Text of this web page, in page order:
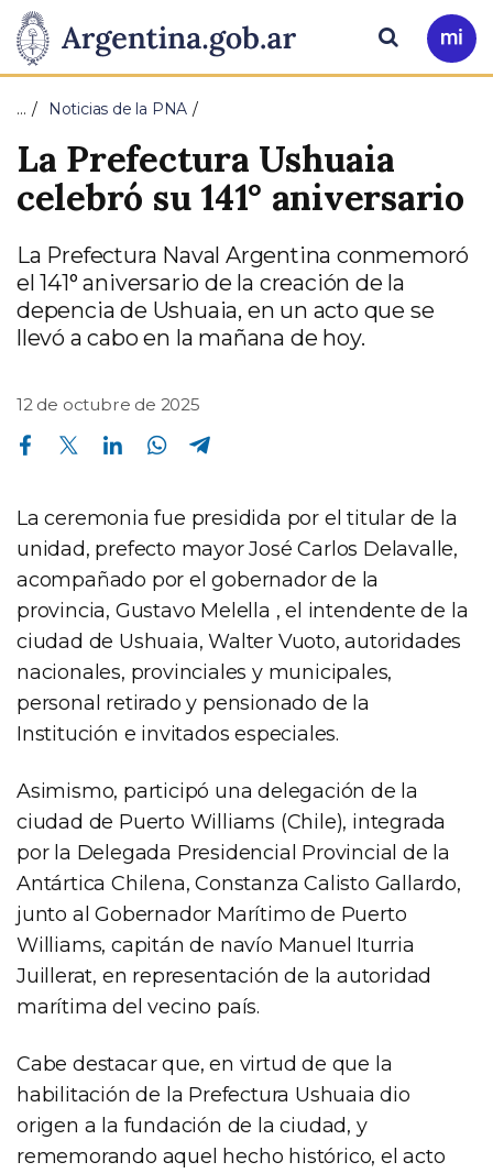
Presidencia
de
la
Nación
Pasar al contenido principal
Ir
a
Buscar
… Noticias de la PNA
La Prefectura Ushuaia
celebró su 141° aniversario
La Prefectura Naval Argentina conmemoró
el 141° aniversario de la creación de la
depencia de Ushuaia, en un acto que se
llevó a cabo en la mañana de hoy.
12 de octubre de 2025
Compartir en Facebook Compartir en Twitter Compartir en Linkedin Compartir en Whatsapp
La ceremonia fue presidida por el titular de la
unidad, prefecto mayor José Carlos Delavalle,
acompañado por el gobernador de la
provincia, Gustavo Melella , el intendente de la
ciudad de Ushuaia, Walter Vuoto, autoridades
nacionales, provinciales y municipales,
personal retirado y pensionado de la
Institución e invitados especiales.
Asimismo, participó una delegación de la
ciudad de Puerto Williams (Chile), integrada
por la Delegada Presidencial Provincial de la
Antártica Chilena, Constanza Calisto Gallardo,
junto al Gobernador Marítimo de Puerto
Williams, capitán de navío Manuel Iturria
Juillerat, en representación de la autoridad
marítima del vecino país.
Cabe destacar que, en virtud de que la
habilitación de la Prefectura Ushuaia dio
origen a la fundación de la ciudad, y
rememorando aquel hecho histórico, el acto